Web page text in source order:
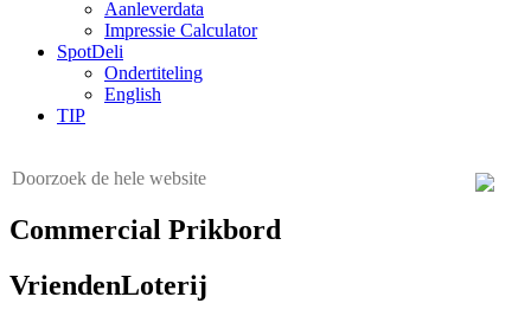
Aanleverdata
Impressie Calculator
SpotDeli
Ondertiteling
English
TIP
Commercial Prikbord
VriendenLoterij